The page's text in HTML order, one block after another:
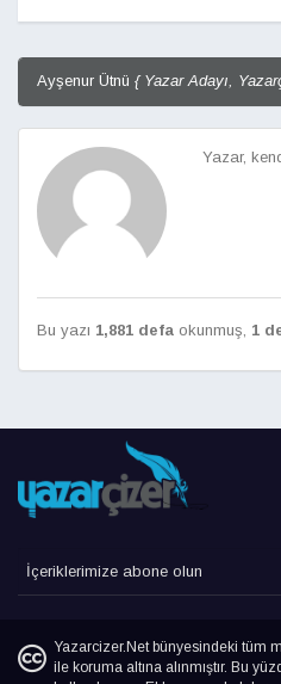
Ayşenur Ütnü { Yazar Adayı,
Yazar,
Bu yazı 1,881 defa okunmuş, 1
Yazarcizer.Net bünyesindeki tüm
ile koruma altına alınmıştır. Bu